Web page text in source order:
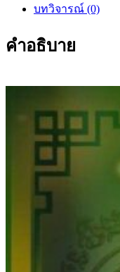
บทวิจารณ์ (0)
คำอธิบาย